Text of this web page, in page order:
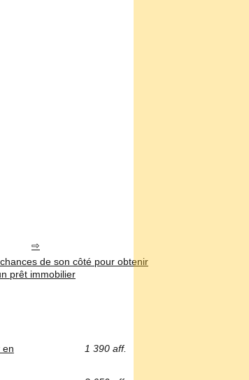
de son côté pour obtenir
prêt immobilier
en
1 390 aff.